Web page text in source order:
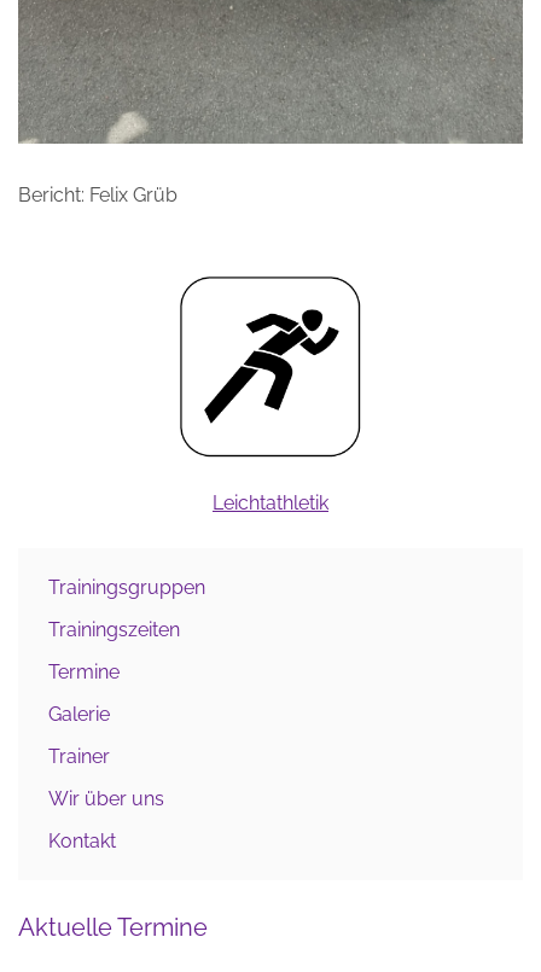
Bericht: Felix Grüb
Leichtathletik
Trainingsgruppen
Trainingszeiten
Termine
Galerie
Trainer
Wir über uns
Kontakt
Aktuelle Termine